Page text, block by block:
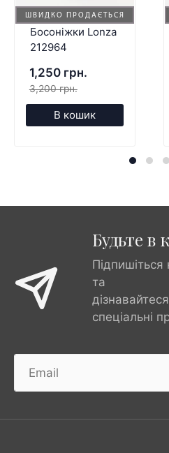
ШВИДКО ПРОДАЄТЬСЯ
Босоніжки Lonza
212964
1,250 грн.
3,200 грн.
В кошик
Будьте в
та
спеціальні